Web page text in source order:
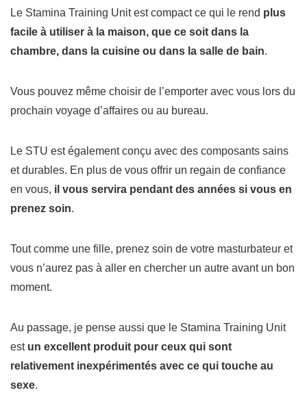
Le Stamina Training Unit est compact ce qui le rend plus
facile à utiliser à la maison, que ce soit dans la
chambre, dans la cuisine ou dans la salle de bain.
Vous pouvez même choisir de l’emporter avec vous lors du
prochain voyage d’affaires ou au bureau.
Le STU est également conçu avec des composants sains
et durables. En plus de vous offrir un regain de confiance
en vous, il vous servira pendant des années si vous en
prenez soin.
Tout comme une fille, prenez soin de votre masturbateur et
vous n’aurez pas à aller en chercher un autre avant un bon
moment.
Au passage, je pense aussi que le Stamina Training Unit
est un excellent produit pour ceux qui sont
relativement inexpérimentés avec ce qui touche au
sexe.